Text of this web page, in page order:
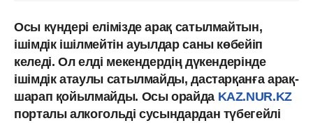
Осы күндері елімізде арақ сатылмайтын,
ішімдік ішілмейтін ауылдар саны көбейіп
келеді. Ол елді мекендердің дүкендерінде
ішімдік атаулы сатылмайды, дастарқанға арақ-
шарап қойылмайды. Осы орайда KAZ.NUR.KZ
порталы алкогольді сусындардан түбегейлі